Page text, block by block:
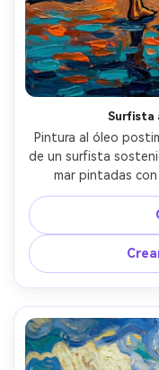
Surfista
Pintura al óleo
de un surfista
mar pintadas
pasando de
energéticas,
texturizados,
audaces,
aventurero, lente